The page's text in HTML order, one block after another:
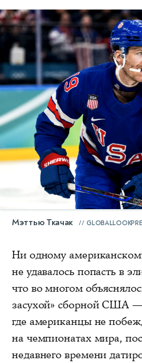
Мэттью Ткачак
Ни одному
не удавалось попасть в
что во многом
засухой» сборной США
где американцы не
на чемпионатах мира,
недавнего времени